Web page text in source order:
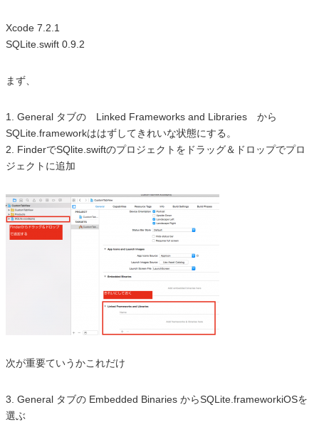
Xcode 7.2.1
SQLite.swift 0.9.2
まず、
1. General タブの Linked Frameworks and Libraries から
SQLite.frameworkははずしてきれいな状態にする。
2. FinderでSQlite.swiftのプロジェクトをドラッグ＆ドロップでプロ
ジェクトに追加
次が重要ていうかこれだけ
3. General タブの Embedded Binaries からSQLite.frameworkiOSを
選ぶ